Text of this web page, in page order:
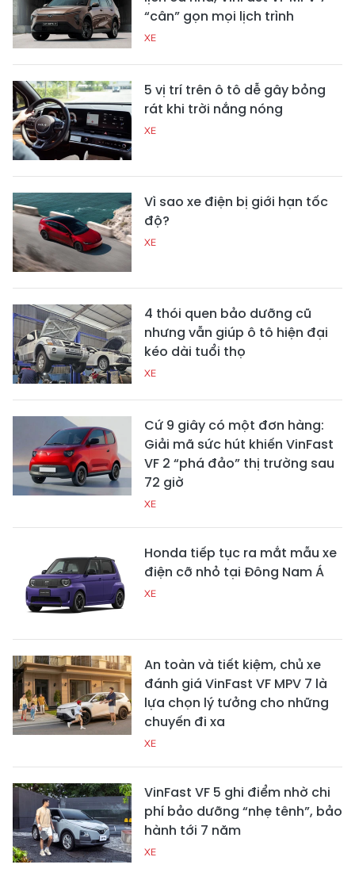
“cân” gọn mọi lịch trình
XE
5 vị trí trên ô tô dễ gây bỏng
rát khi trời nắng nóng
XE
Vì sao xe điện bị giới hạn tốc
độ?
XE
4 thói quen bảo dưỡng cũ
nhưng vẫn giúp ô tô hiện đại
kéo dài tuổi thọ
XE
Cứ 9 giây có một đơn hàng:
Giải mã sức hút khiến VinFast
VF 2 “phá đảo” thị trường sau
72 giờ
XE
Honda tiếp tục ra mắt mẫu xe
điện cỡ nhỏ tại Đông Nam Á
XE
An toàn và tiết kiệm, chủ xe
đánh giá VinFast VF MPV 7 là
lựa chọn lý tưởng cho những
chuyến đi xa
XE
VinFast VF 5 ghi điểm nhờ chi
phí bảo dưỡng “nhẹ tênh”, bảo
hành tới 7 năm
XE